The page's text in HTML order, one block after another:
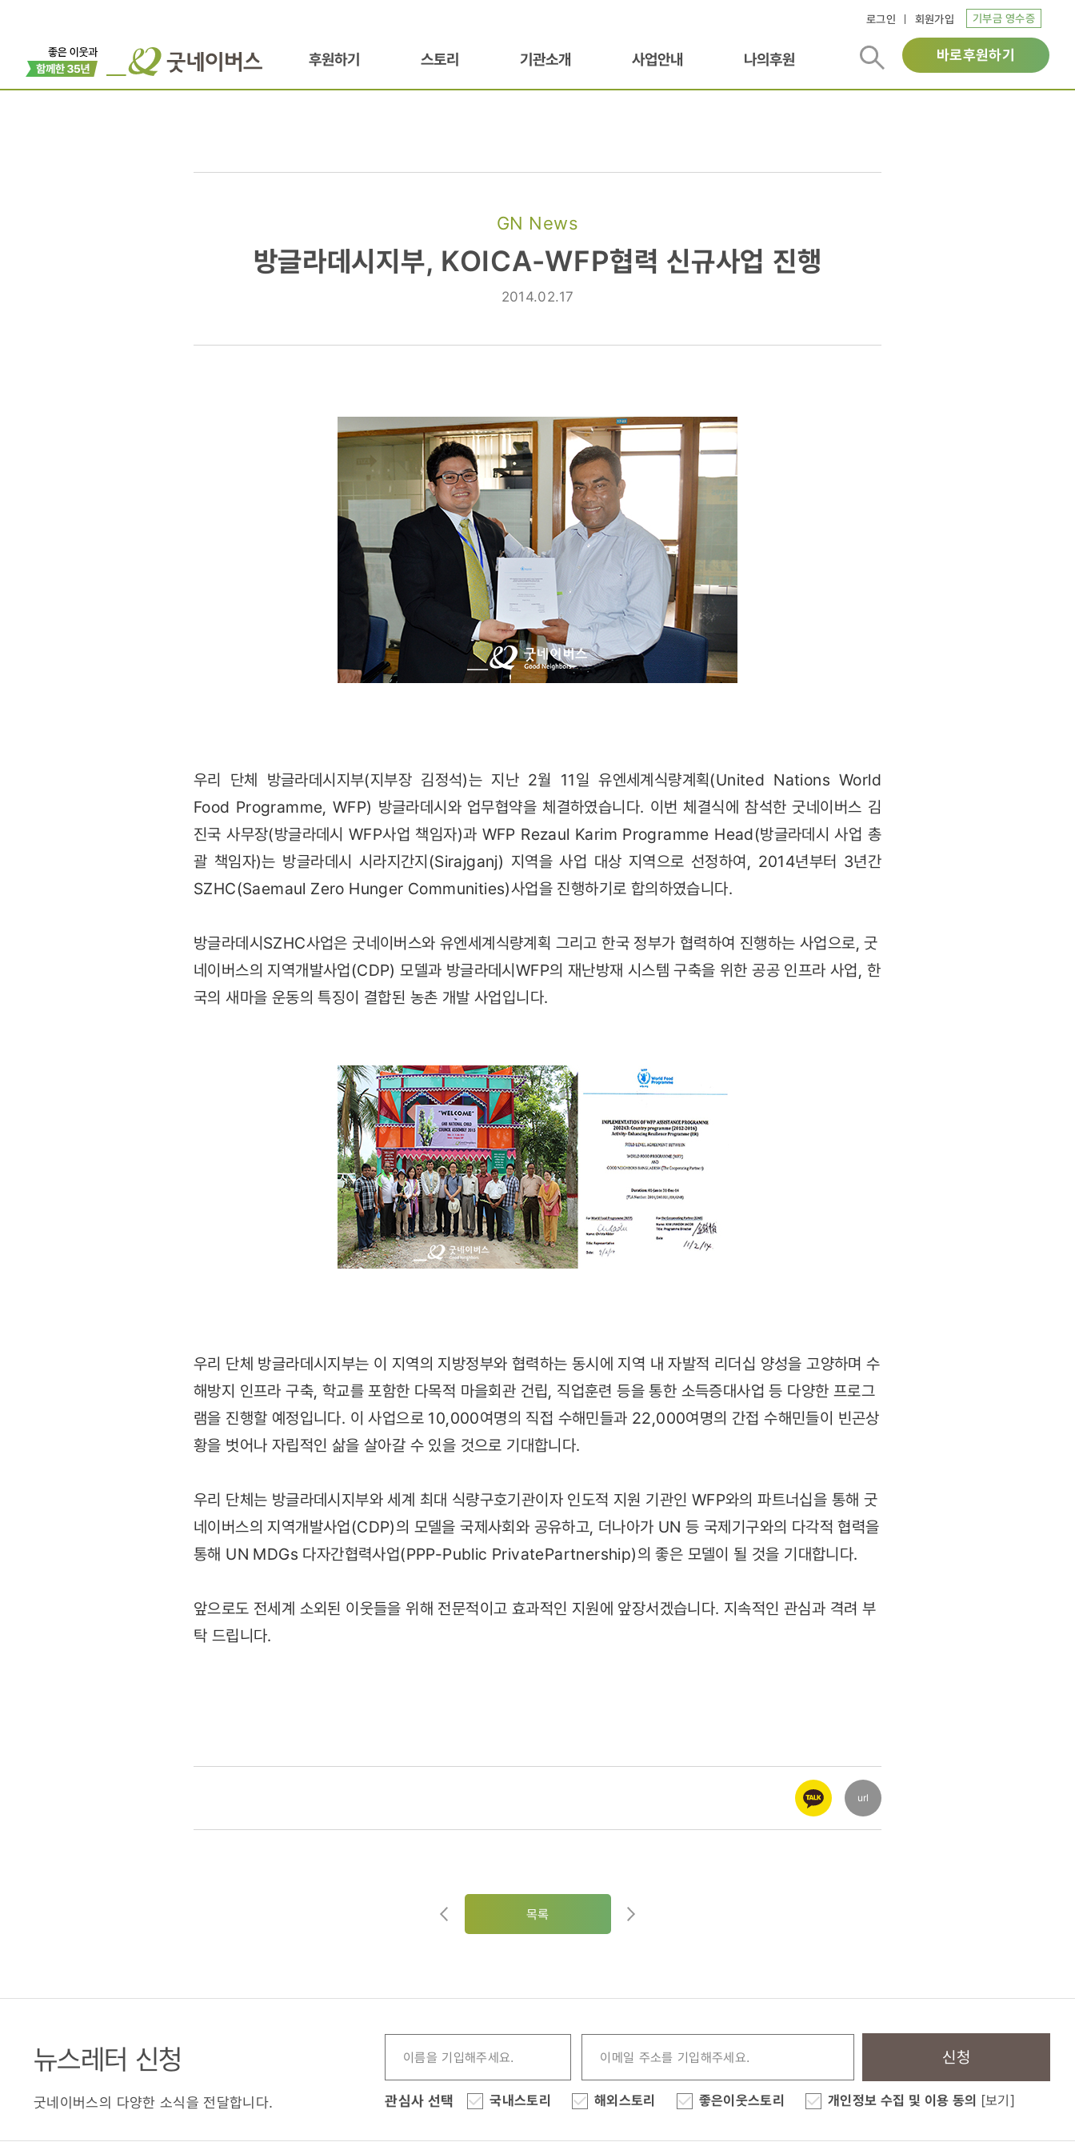
로그인 회원가입 기부금 영수증
후원하기 스토리 기관소개 사업안내 나의후원 바로후원하기
GN News
방글라데시지부,
WFP협력
방글라데시지부, KOICA-WFP협력 신규사업 진행
2014.02.17
우리 단체 방글라데시지부(지부장 김정석)는 지난 2월 11일 유엔세계식량계획(United Nations World
Food Programme, WFP) 방글라데시와 업무협약을 체결하였습니다. 이번 체결식에 참석한 굿네이버스 김
진국 사무장(방글라데시 WFP사업 책임자)과 WFP Rezaul Karim Programme Head(방글라데시 사업 총
괄 책임자)는 방글라데시 시라지간지(Sirajganj) 지역을 사업 대상 지역으로 선정하여, 2014년부터 3년간
SZHC(Saemaul Zero Hunger Communities)사업을 진행하기로 합의하였습니다.
방글라데시SZHC사업은 굿네이버스와 유엔세계식량계획 그리고 한국 정부가 협력하여 진행하는 사업으로, 굿
네이버스의 지역개발사업(CDP) 모델과 방글라데시WFP의 재난방재 시스템 구축을 위한 공공 인프라 사업, 한
국의 새마을 운동의 특징이 결합된 농촌 개발 사업입니다.
우리 단체 방글라데시지부는 이 지역의 지방정부와 협력하는 동시에 지역 내 자발적 리더십 양성을 고양하며 수
해방지 인프라 구축, 학교를 포함한 다목적 마을회관 건립, 직업훈련 등을 통한 소득증대사업 등 다양한 프로그
램을 진행할 예정입니다. 이 사업으로 10,000여명의 직접 수해민들과 22,000여명의 간접 수해민들이 빈곤상
황을 벗어나 자립적인 삶을 살아갈 수 있을 것으로 기대합니다.
우리 단체는 방글라데시지부와 세계 최대 식량구호기관이자 인도적 지원 기관인 WFP와의 파트너십을 통해 굿
네이버스의 지역개발사업(CDP)의 모델을 국제사회와 공유하고, 더나아가 UN 등 국제기구와의 다각적 협력을
통해 UN MDGs 다자간협력사업(PPP-Public PrivatePartnership)의 좋은 모델이 될 것을 기대합니다.
앞으로도 전세계 소외된 이웃들을 위해 전문적이고 효과적인 지원에 앞장서겠습니다. 지속적인 관심과 격려 부
탁 드립니다.
url
목록
뉴스레터 신청
굿네이버스의 다양한 소식을 전달합니다.
신청
관심사 선택 국내스토리 해외스토리 좋은이웃스토리 개인정보 수집 및 이용 동의 [보기]